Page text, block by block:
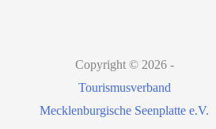
Copyright © 2026 -
Tourismusverband
Mecklenburgische Seenplatte e.V.